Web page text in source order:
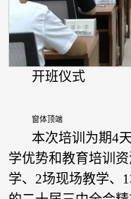
开班仪式
窗体顶端
本次培训为期4
学优势和教育培训
学、2场现场教学、